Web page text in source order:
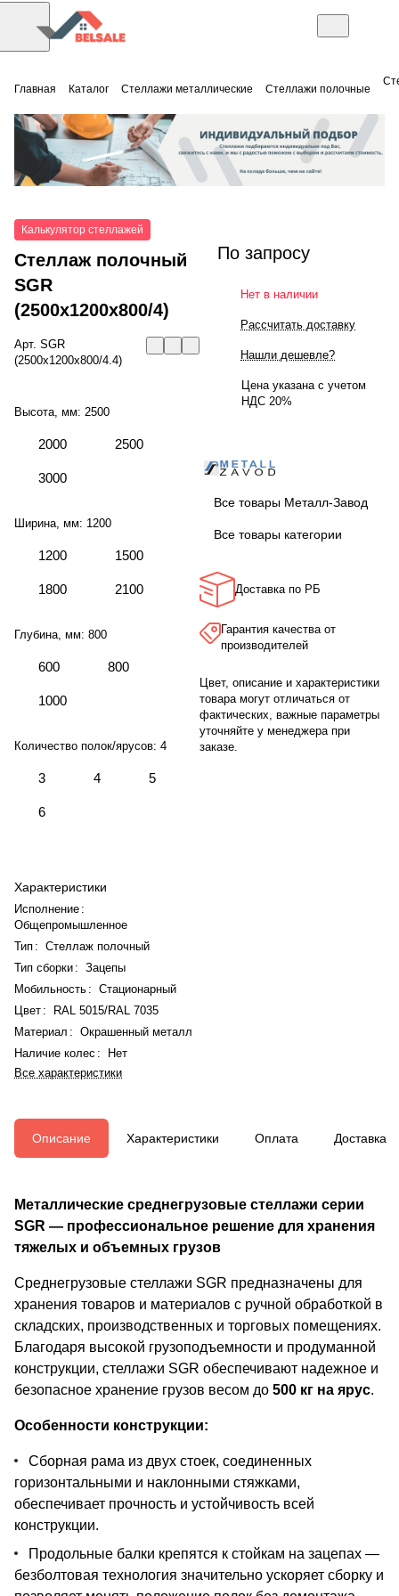
Главная Каталог Стеллажи металлические Стеллажи полочные
Калькулятор стеллажей
Стеллаж полочный
SGR
(2500x1200x800/4)
Арт. SGR
(2500x1200x800/4.4)
Высота, мм: 2500
2000 2500
3000
Ширина, мм: 1200
1200 1500
1800 2100
Глубина, мм: 800
600 800
1000
Количество полок/ярусов: 4
3 4 5
6
Характеристики
Исполнение :
Общепромышленное
Тип : Стеллаж полочный
Тип сборки: Зацепы
Мобильность : Стационарный
Цвет :
RAL 5015/RAL 7035
Материал : Окрашенный металл
Наличие колес :
Нет
Все характеристики
По запросу
Нет в наличии
Рассчитать доставку
Нашли дешевле?
Цена указана с учетом
НДС 20%
Все товары Металл-Завод
Все товары категории
Доставка по РБ
Гарантия качества от
производителей
Цвет, описание и характеристики
товара могут отличаться от
фактических, важные параметры
уточняйте у менеджера при
заказе.
Описание Характеристики Оплата Доставка
Металлические среднегрузовые стеллажи серии
SGR — профессиональное решение для хранения
тяжелых и объемных грузов
Среднегрузовые стеллажи SGR предназначены для
хранения товаров и материалов с ручной обработкой в
складских, производственных и торговых помещениях.
Благодаря высокой грузоподъемности и продуманной
конструкции, стеллажи SGR обеспечивают надежное и
безопасное хранение грузов весом до 500 кг на ярус.
Особенности конструкции:
Сборная рама из двух стоек, соединенных
горизонтальными и наклонными стяжками,
обеспечивает прочность и устойчивость всей
конструкции.
Продольные балки крепятся к стойкам на зацепах —
безболтовая технология значительно ускоряет сборку и